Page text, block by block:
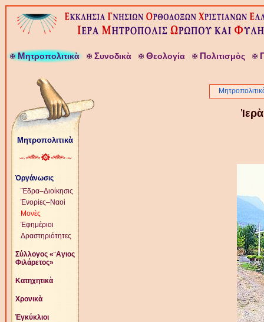
Μητροπολιτικὰ Συνοδικὰ Θεολογία Πολιτισμὸς
Μητροπολιτικὰ
Ὀργάνωσις
Ἕδρα–Διοίκησις
Ἐνορίες–Ναοὶ
Μονὲς
Ἐφημέριοι
Δραστηριότητες
Σύλλογος «῞Αγιος
Φιλάρετος»
Κατηχητικὰ
Χρονικὰ
Ἐγκύκλιοι